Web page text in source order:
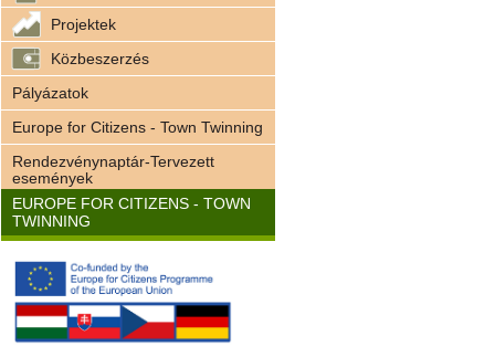
Projektek
Közbeszerzés
Pályázatok
Europe for Citizens - Town Twinning
Rendezvénynaptár-Tervezett
események
EUROPE FOR CITIZENS - TOWN
TWINNING